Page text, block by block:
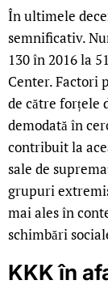
În ultimele
semnificativ.
130 în 2016 la
Center. Factori
de către forțele
demodată în
contribuit la
sale de
grupuri
mai ales în
schimbări
KKK în